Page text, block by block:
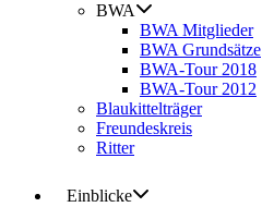
BWA
BWA Mitglieder
BWA Grundsätze
BWA-Tour 2018
BWA-Tour 2012
Blaukittelträger
Freundeskreis
Ritter
Einblicke